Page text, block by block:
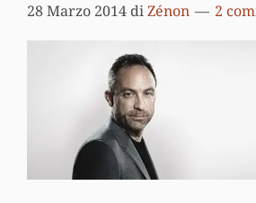
28 Marzo 2014 diZénon 2